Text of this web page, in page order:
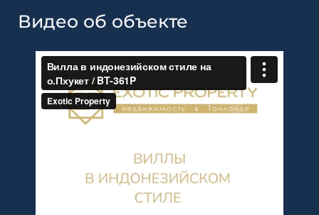
Видео об объекте